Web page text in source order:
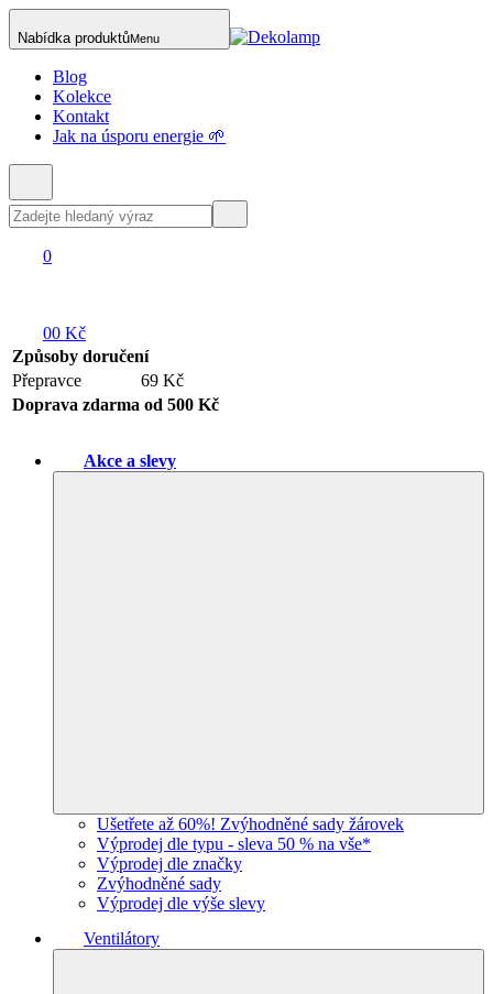
Nabídka produktůMenu
Blog
Kolekce
Kontakt
Jak na úsporu energie 🌱
0
00 Kč
Způsoby doručení
Přepravce
69 Kč
Doprava zdarma od 500 Kč
Akce a slevy
Ušetřete až 60%! Zvýhodněné sady žárovek
Výprodej dle typu - sleva 50 % na vše*
Výprodej dle značky
Zvýhodněné sady
Výprodej dle výše slevy
Ventilátory